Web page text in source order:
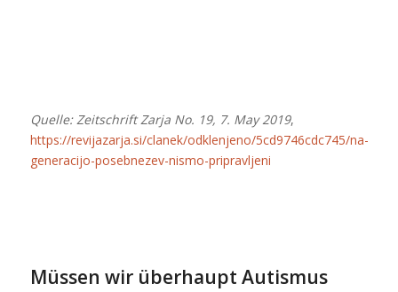
Quelle: Zeitschrift Zarja No. 19, 7. May 2019,
https://revijazarja.si/clanek/odklenjeno/5cd9746cdc745/na-
generacijo-posebnezev-nismo-pripravljeni
Müssen wir überhaupt Autismus